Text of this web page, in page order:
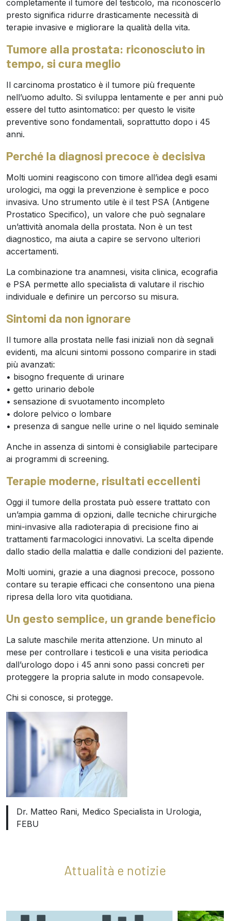
completamente il tumore del testicolo, ma riconoscerlo
presto significa ridurre drasticamente necessità di
terapie invasive e migliorare la qualità della vita.
Tumore alla prostata: riconosciuto in
tempo, si cura meglio
Il carcinoma prostatico è il tumore più frequente
nell’uomo adulto. Si sviluppa lentamente e per anni può
essere del tutto asintomatico: per questo le visite
preventive sono fondamentali, soprattutto dopo i 45
anni.
Perché la diagnosi precoce è decisiva
Molti uomini reagiscono con timore all’idea degli esami
urologici, ma oggi la prevenzione è semplice e poco
invasiva. Uno strumento utile è il test PSA (Antigene
Prostatico Specifico), un valore che può segnalare
un’attività anomala della prostata. Non è un test
diagnostico, ma aiuta a capire se servono ulteriori
accertamenti.
La combinazione tra anamnesi, visita clinica, ecografia
e PSA permette allo specialista di valutare il rischio
individuale e definire un percorso su misura.
Sintomi da non ignorare
Il tumore alla prostata nelle fasi iniziali non dà segnali
evidenti, ma alcuni sintomi possono comparire in stadi
più avanzati:
• bisogno frequente di urinare
• getto urinario debole
• sensazione di svuotamento incompleto
• dolore pelvico o lombare
• presenza di sangue nelle urine o nel liquido seminale
Anche in assenza di sintomi è consigliabile partecipare
ai programmi di screening.
Terapie moderne, risultati eccellenti
Oggi il tumore della prostata può essere trattato con
un’ampia gamma di opzioni, dalle tecniche chirurgiche
mini-invasive alla radioterapia di precisione fino ai
trattamenti farmacologici innovativi. La scelta dipende
dallo stadio della malattia e dalle condizioni del paziente.
Molti uomini, grazie a una diagnosi precoce, possono
contare su terapie efficaci che consentono una piena
ripresa della loro vita quotidiana.
Un gesto semplice, un grande beneficio
La salute maschile merita attenzione. Un minuto al
mese per controllare i testicoli e una visita periodica
dall’urologo dopo i 45 anni sono passi concreti per
proteggere la propria salute in modo consapevole.
Chi si conosce, si protegge.
Dr. Matteo Rani, Medico Specialista in Urologia,
FEBU
Attualità e notizie